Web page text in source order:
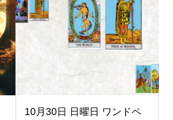
10月30日 日曜日 ワンドペ